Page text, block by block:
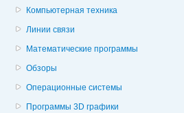
Компьютерная техника
Линии связи
Математические программы
Обзоры
Операционные системы
Программы 3D графики